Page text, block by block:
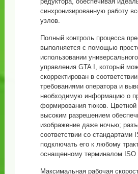
синхронизированную работу
узлов.
Полный контроль процесса
выполняется с помощью
использовании
управления GTA I, который
скорректирован в
требованиями оператора и
необходимую информацию о
формирования тюков. Цветной
высоким разрешением
изображение даже ночью;
соответствии со стандартами
подключать его к любому
оснащенному терминалом ISO
Максимальная рабочая